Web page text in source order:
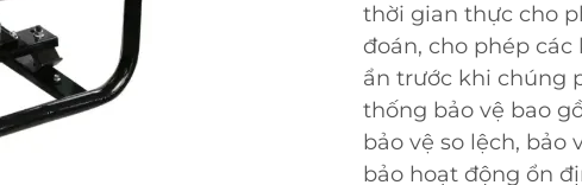
thời gian thực cho
đoán, cho phép
ẩn trước khi chúng
thống bảo vệ bao
bảo vệ so lệch, bảo
bảo hoạt động ổn